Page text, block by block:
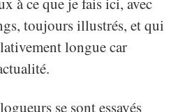
toujours illustrés, et qui
longue car
se sont essayés